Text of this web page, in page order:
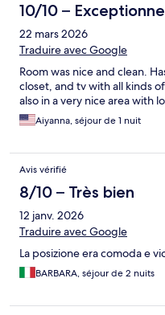
10/10 –
22 mars 2026
Traduire avec Google
Room was nice and clean.
closet, and tv with all kinds
also in a very nice area with
Aiyanna, séjour de 1 nuit
Avis vérifié
8/10 – Très bien
12 janv. 2026
Traduire avec Google
La posizione era comoda e
BARBARA, séjour de 2 nuits